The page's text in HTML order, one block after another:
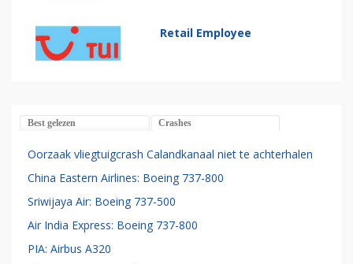
Retail Employee
Best gelezen Crashes
Oorzaak vliegtuigcrash Calandkanaal niet te achterhalen
China Eastern Airlines: Boeing 737-800
Sriwijaya Air: Boeing 737-500
Air India Express: Boeing 737-800
PIA: Airbus A320